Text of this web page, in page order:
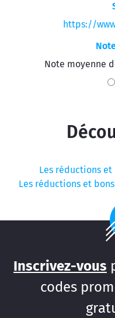
https://
Note moyenne
Les réductions et
Les réductions et
Inscrivez-vous
codes